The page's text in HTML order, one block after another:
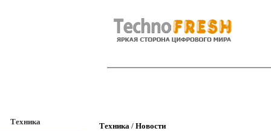
Техника Техника / Новости